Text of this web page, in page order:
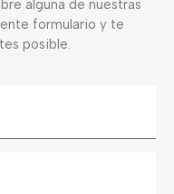
alguna de nuestras
formulario y te
posible.